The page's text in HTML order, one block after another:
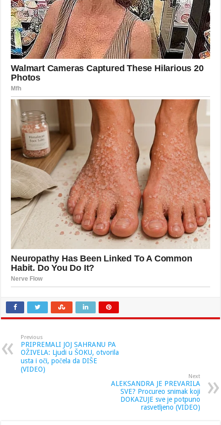
Previous
PRIPREMALI JOJ SAHRANU PA
OŽIVELA: Ljudi u ŠOKU, otvorila
usta i oči, počela da DIŠE
(VIDEO)
Next
ALEKSANDRA JE PREVARILA
SVE? Procureo snimak koji
DOKAZUJE sve je potpuno
rasvetljeno (VIDEO)